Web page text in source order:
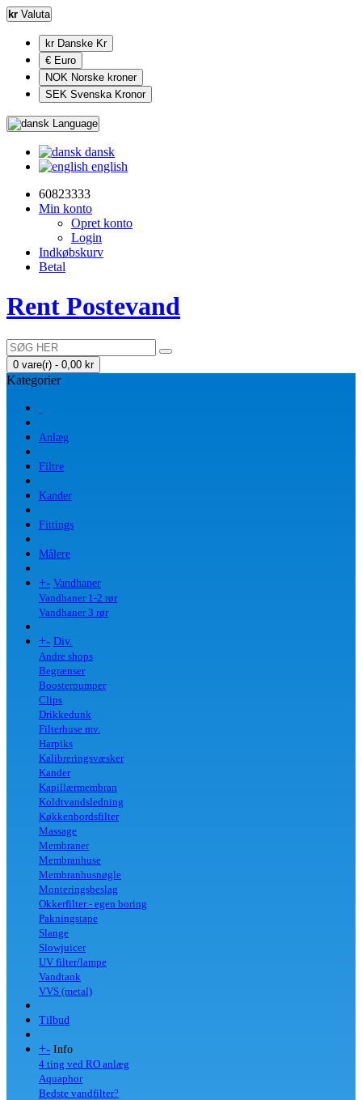
kr Valuta
kr Danske Kr
€ Euro
NOK Norske kroner
SEK Svenska Kronor
Language
dansk
english
60823333
Min konto
Opret konto
Login
Indkøbskurv
Betal
Rent Postevand
0 vare(r) - 0,00 kr
Kategorier
Anlæg
Filtre
Kander
Fittings
Målere
+- Vandhaner
Vandhaner 1-2 rør
Vandhaner 3 rør
+- Div.
Andre shops
Begrænser
Boosterpumper
Clips
Drikkedunk
Filterhuse mv.
Harpiks
Kalibreringsvæsker
Kander
Kapillærmembran
Koldtvandsledning
Køkkenbordsfilter
Massage
Membraner
Membranhuse
Membranhusnøgle
Monteringsbeslag
Okkerfilter - egen boring
Pakningstape
Slange
Slowjuicer
UV filter/lampe
Vandtank
VVS (metal)
Tilbud
+- Info
4 ting ved RO anlæg
Aquaphor
Bedste vandfilter?